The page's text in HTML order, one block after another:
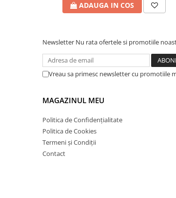
ADAUGA IN COS
Newsletter Nu rata ofertele si promotiile
Vreau sa primesc newsletter cu promotiile
MAGAZINUL MEU
Politica de Confidențialitate
Politica de Cookies
Termeni și Condiții
Contact